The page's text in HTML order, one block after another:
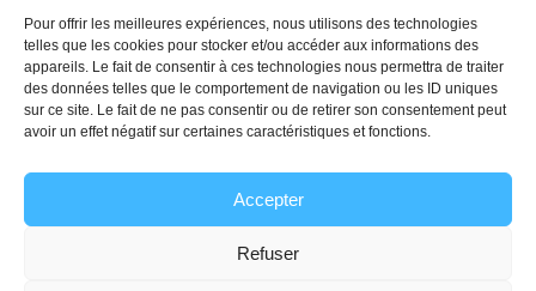
Pour offrir les meilleures expériences, nous utilisons des technologies
telles que les cookies pour stocker et/ou accéder aux informations des
appareils. Le fait de consentir à ces technologies nous permettra de traiter
des données telles que le comportement de navigation ou les ID uniques
sur ce site. Le fait de ne pas consentir ou de retirer son consentement peut
avoir un effet négatif sur certaines caractéristiques et fonctions.
Accepter
Refuser
Contactez-nous
commercial@avm-integration.com